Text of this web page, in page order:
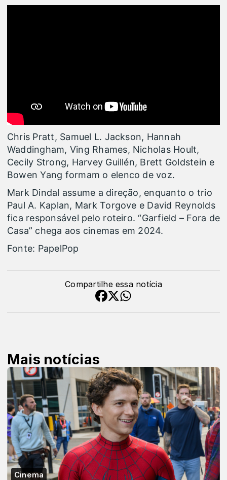
Chris Pratt, Samuel L. Jackson, Hannah
Waddingham, Ving Rhames, Nicholas Hoult,
Cecily Strong, Harvey Guillén, Brett Goldstein e
Bowen Yang formam o elenco de voz.
Mark Dindal assume a direção, enquanto o trio
Paul A. Kaplan, Mark Torgove e David Reynolds
fica responsável pelo roteiro. “Garfield – Fora de
Casa” chega aos cinemas em 2024.
Fonte: PapelPop
Compartilhe essa notícia
Mais notícias
Cinema